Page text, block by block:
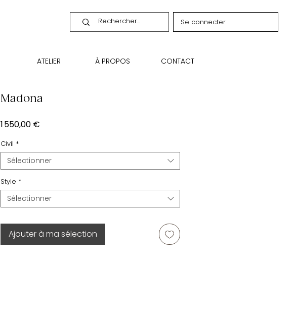
Se connecter
ATELIER À PROPOS CONTACT
Madona
1 550,00 €
Civil *
Sélectionner
Style *
Sélectionner
Ajouter à ma sélection